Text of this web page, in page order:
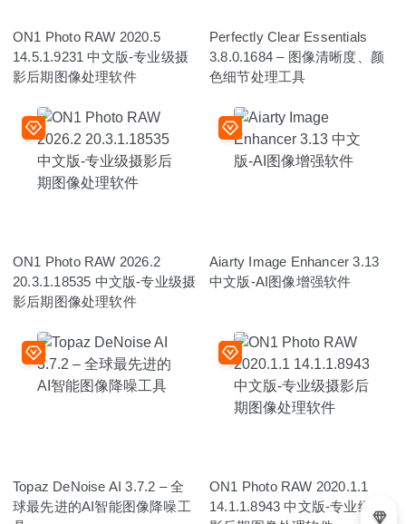
ON1 Photo RAW 2020.5
14.5.1.9231 中文版-专业级摄
影后期图像处理软件
Perfectly Clear Essentials
3.8.0.1684 – 图像清晰度、颜
色细节处理工具
ON1 Photo RAW 2026.2
20.3.1.18535 中文版-专业级摄
影后期图像处理软件
Aiarty Image Enhancer 3.13
中文版-AI图像增强软件
Topaz DeNoise AI 3.7.2 – 全
球最先进的AI智能图像降噪工
ON1 Photo RAW 2020.1.1
14.1.1.8943 中文版-专业级摄